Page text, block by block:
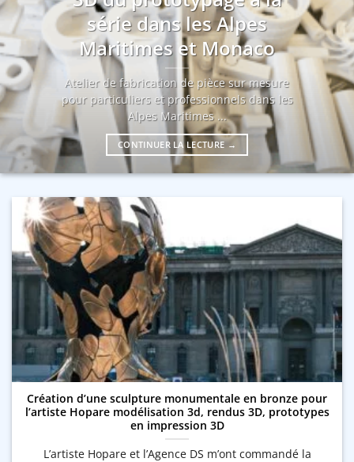
série dans les Alpes
Maritimes et Monaco
Atelier de fabrication de pièce sur mesure
pour particuliers et professionnels dans les
Alpes Maritimes ...
CONTINUER LA LECTURE →
Création d’une sculpture monumentale en bronze pour
l’artiste Hopare modélisation 3d, rendus 3D, prototypes
en impression 3D
L’artiste Hopare et l’Agence DS m’ont commandé la